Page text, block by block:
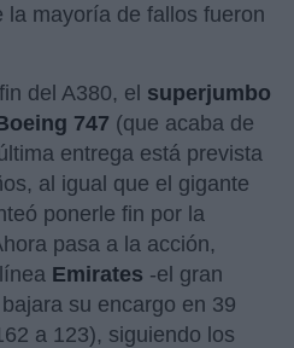
la mayoría de fallos fueron
del A380, el superjumbo
747 (que acaba de
entrega está prevista
al igual que el gigante
ponerle fin por la
pasa a la acción,
Emirates -el gran
su encargo en 39
a 123), siguiendo los